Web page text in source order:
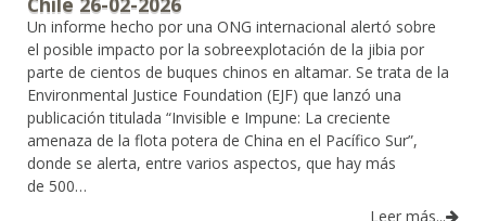
Un informe hecho por una ONG internacional alertó sobre
el posible impacto por la sobreexplotación de la jibia por
parte de cientos de buques chinos en altamar. Se trata de la
Environmental Justice Foundation (EJF) que lanzó una
publicación titulada “Invisible e Impune: La creciente
amenaza de la flota potera de China en el Pacífico Sur”,
donde se alerta, entre varios aspectos, que hay más
de 500…
Leer más...